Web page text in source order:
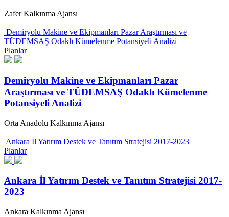
Zafer Kalkınma Ajansı
Demiryolu Makine ve Ekipmanları Pazar Araştırması ve
TÜDEMSAŞ Odaklı Kümelenme Potansiyeli Analizi
Planlar
Demiryolu Makine ve Ekipmanları Pazar
Araştırması ve TÜDEMSAŞ Odaklı Kümelenme
Potansiyeli Analizi
Orta Anadolu Kalkınma Ajansı
Ankara İl Yatırım Destek ve Tanıtım Stratejisi 2017-2023
Planlar
Ankara İl Yatırım Destek ve Tanıtım Stratejisi 2017-
2023
Ankara Kalkınma Ajansı